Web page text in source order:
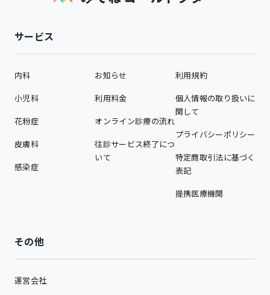
サービス
内科
小児科
花粉症
皮膚科
感染症
お知らせ
利用料金
オンライン診療の流れ
往診サービス終了につ
いて
利用規約
個人情報の取り扱いに
関して
プライバシーポリシー
特定商取引法に基づく
表記
提携医療機関
その他
運営会社